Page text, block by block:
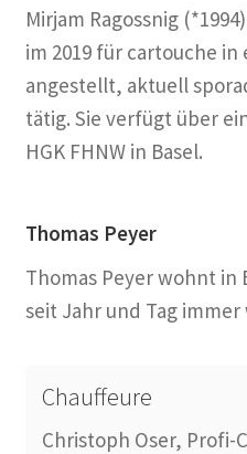
Mirjam Ragossnig
im 2019 für cartouche
angestellt, aktuell
tätig. Sie verfügt über
HGK FHNW in Basel.
Thomas Peyer
Thomas Peyer wohnt in
seit Jahr und Tag
Chauffeure
Christoph Oser, Profi-